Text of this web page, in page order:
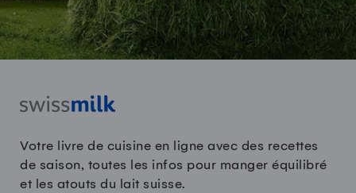
Votre livre de cuisine en ligne avec des recettes
de saison, toutes les infos pour manger équilibré
et les atouts du lait suisse.